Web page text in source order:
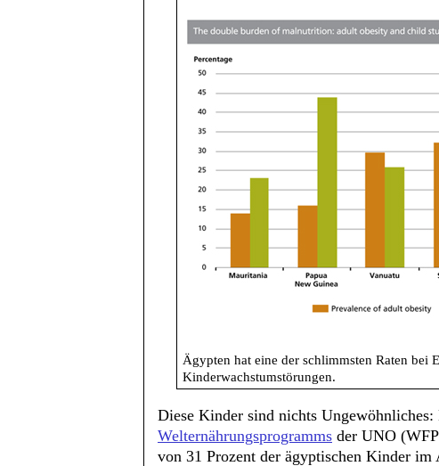
Ägypten hat eine der schlimmsten Raten bei
Kinderwachstumstörungen.
Diese Kinder sind nichts Ungewöhnliches:
Welternährungsprogramms der UNO
von 31 Prozent der ägyptischen Kinder